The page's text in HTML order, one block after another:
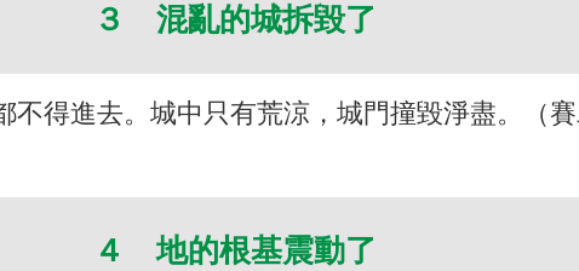
３ 混亂的城拆毀了
得進去。城中只有荒涼，城門撞毀淨盡。（
４ 地的根基震動了